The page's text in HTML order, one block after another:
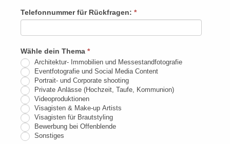
Telefonnummer für Rückfragen: *
Wähle dein Thema *
Architektur- Immobilien und Messestandfotografie
Eventfotografie und Social Media Content
Portrait- und Corporate shooting
Private Anlässe (Hochzeit, Taufe, Kommunion)
Videoproduktionen
Visagisten & Make-up Artists
Visagisten für Brautstyling
Bewerbung bei Offenblende
Sonstiges
bist,
Feld
leer.